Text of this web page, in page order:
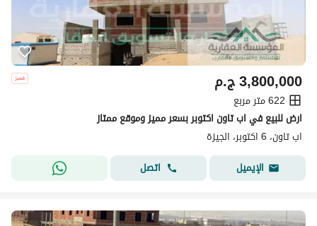
ج.م3,800,000
622 متر مربع
ارض للبيع في اب تاون اكتوبر بسعر مميز وموقع ممتاز
اب تاون، 6 اكتوبر، الجيزة
الإيميل
اتصل